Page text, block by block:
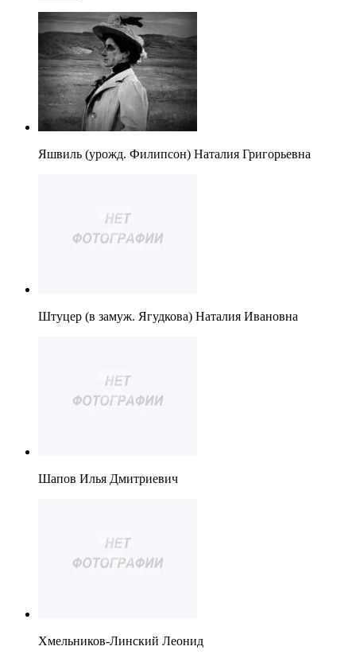
Яшвиль (урожд. Филипсон) Наталия Григорьевна
Штуцер (в замуж. Ягудкова) Наталия Ивановна
Шапов Илья Дмитриевич
Хмельников-Линский Леонид